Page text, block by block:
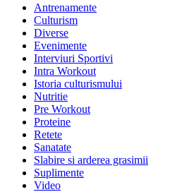
Antrenamente
Culturism
Diverse
Evenimente
Interviuri Sportivi
Intra Workout
Istoria culturismului
Nutritie
Pre Workout
Proteine
Retete
Sanatate
Slabire si arderea grasimii
Suplimente
Video